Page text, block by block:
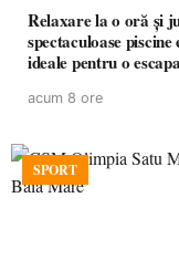
Relaxare la o oră și
spectaculoase
ideale pentru o
acum 8 ore
SPORT